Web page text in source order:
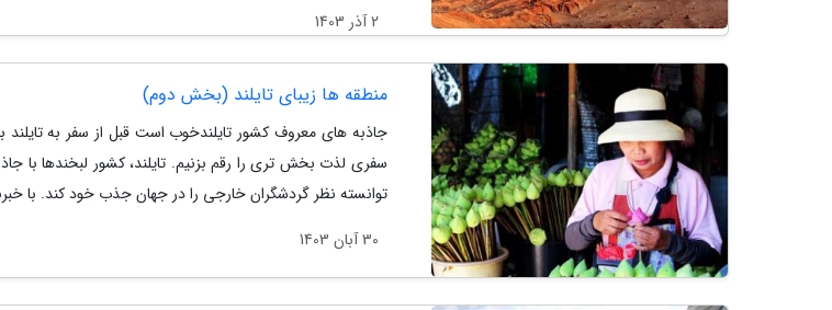
2 آذر 1403
منطقه ها زیبای تایلند (بخش دوم)
جاذبه های معروف کشور تایلندخوب است قبل از سفر به تایلند
سفری لذت بخش تری را رقم بزنیم. تایلند، کشور لبخندها با
توانسته نظر گردشگران خارجی را در جهان جذب خود کند. با
30 آبان 1403